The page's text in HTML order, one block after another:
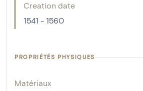
Creation date
1541 - 1560
PROPRIÉTÉS PHYSIQUES
Matériaux